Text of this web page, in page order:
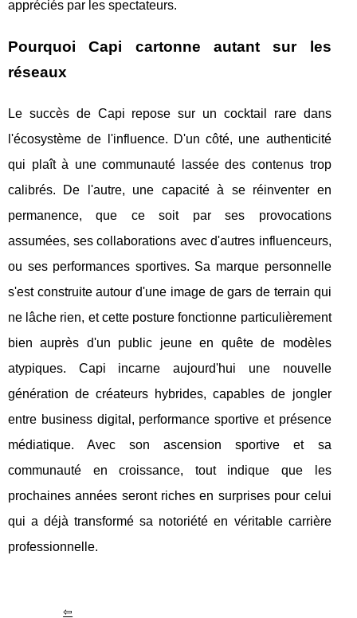
appréciés par les spectateurs.
Pourquoi Capi cartonne autant sur les
réseaux
Le succès de Capi repose sur un cocktail rare dans
l'écosystème de l'influence. D'un côté, une authenticité
qui plaît à une communauté lassée des contenus trop
calibrés. De l'autre, une capacité à se réinventer en
permanence, que ce soit par ses provocations
assumées, ses collaborations avec d'autres influenceurs,
ou ses performances sportives. Sa marque personnelle
s'est construite autour d'une image de gars de terrain qui
ne lâche rien, et cette posture fonctionne particulièrement
bien auprès d'un public jeune en quête de modèles
atypiques. Capi incarne aujourd'hui une nouvelle
génération de créateurs hybrides, capables de jongler
entre business digital, performance sportive et présence
médiatique. Avec son ascension sportive et sa
communauté en croissance, tout indique que les
prochaines années seront riches en surprises pour celui
qui a déjà transformé sa notoriété en véritable carrière
professionnelle.